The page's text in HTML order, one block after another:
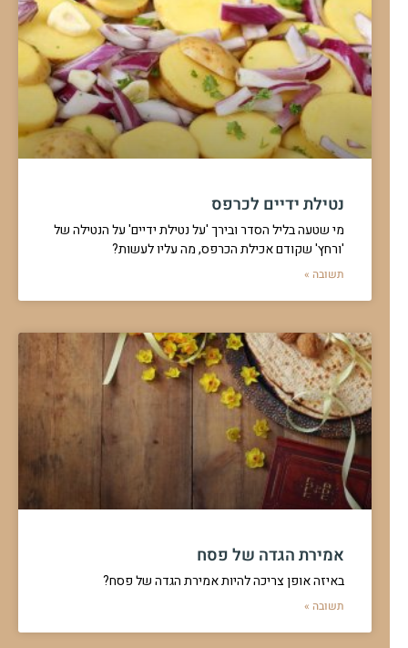
נטילת ידיים לכרפס
מי שטעה בליל הסדר ובירך 'על נטילת ידיים' על הנטילה של
'ורחץ' שקודם אכילת הכרפס, מה עליו לעשות?
תשובה »
אמירת הגדה של פסח
באיזה אופן צריכה להיות אמירת הגדה של פסח?
תשובה »